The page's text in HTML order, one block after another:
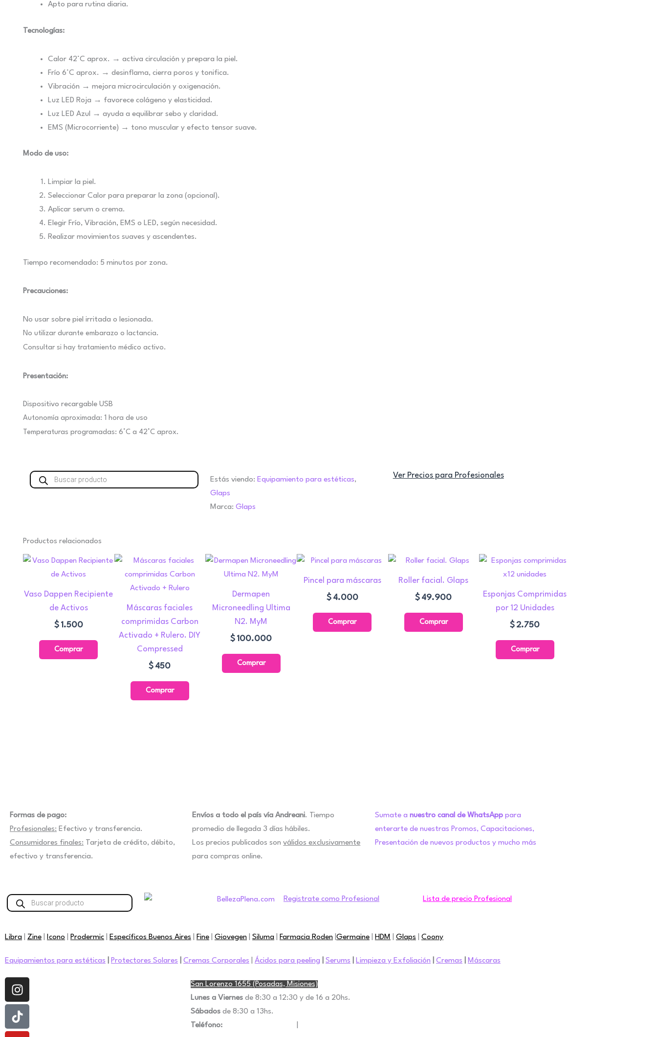
Apto para rutina diaria.
Tecnologías:
Calor 42°C aprox. → activa circulación y prepara la piel.
Frío 6°C aprox. → desinflama, cierra poros y tonifica.
Vibración → mejora microcirculación y oxigenación.
Luz LED Roja → favorece colágeno y elasticidad.
Luz LED Azul → ayuda a equilibrar sebo y claridad.
EMS (Microcorriente) → tono muscular y efecto tensor suave.
Modo de uso:
Limpiar la piel.
Seleccionar Calor para preparar la zona (opcional).
Aplicar serum o crema.
Elegir Frío, Vibración, EMS o LED, según necesidad.
Realizar movimientos suaves y ascendentes.
Tiempo recomendado: 5 minutos por zona.
Precauciones:
No usar sobre piel irritada o lesionada.
No utilizar durante embarazo o lactancia.
Consultar si hay tratamiento médico activo.
Presentación:
Dispositivo recargable USB
Autonomía aproximada: 1 hora de uso
Temperaturas programadas: 6°C a 42°C aprox.
Búsqueda
de
Estás viendo: Equipamiento para estéticas,
Glaps
Marca:Glaps
Ver Precios para Profesionales
Productos relacionados
Vaso Dappen Recipiente
de Activos
$ 1.500
Comprar
Máscaras faciales
comprimidas Carbon
Activado + Rulero. DIY
Compressed
$ 450
Comprar
producto
Las
opciones
se
Dermapen
Microneedling Ultima
N2. MyM
$ 100.000
Comprar
Pincel para máscaras
$ 4.000
Comprar
Roller facial. Glaps
$ 49.900
Comprar
Esponjas Comprimidas
por 12 Unidades
$2.750
Comprar
Formas de pago:
Profesionales: Efectivo y transferencia.
Consumidores finales: Tarjeta de crédito, débito,
efectivo y transferencia.
Envíos a todo el país vía Andreani. Tiempo
promedio de llegada 3 días hábiles.
Los precios publicados sonválidos exclusivamente
para compras online.
Sumate a nuestro canal de WhatsApppara
enterarte de nuestras Promos, Capacitaciones,
Presentación de nuevos productos y mucho más
Búsqueda
de
Registrate como Profesional Lista de precio Profesional
Libra Zine Icono Prodermic Específicos Buenos Aires Fine Giovegen Siluma Farmacia Roden Germaine HDM Glaps Coony
Equipamientos para estéticas Protectores Solares Cremas Corporales Ácidos para peeling Serums Limpieza y Exfoliación Cremas Máscaras
Instagram
Tiktok
Youtube
Facebook
San Lorenzo 1655 (Posadas, Misiones)
Lunes a Viernesde 8:30 a 12:30 y de 16 a 20hs.
Sábadosde 8:30 a 13hs.
Teléfono: